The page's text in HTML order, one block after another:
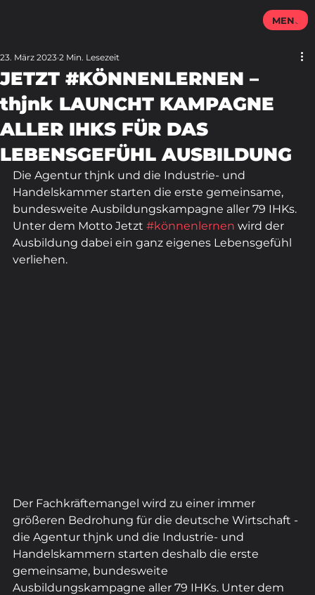
JETZT #KÖNNENLERNEN –
thjnk LAUNCHT KAMPAGNE
ALLER IHKS FÜR DAS
LEBENSGEFÜHL AUSBILDUNG
23. März 2023 2 Min. Lesezeit
Die Agentur thjnk und die Industrie- und
Handelskammer starten die erste gemeinsame,
bundesweite Ausbildungskampagne aller 79 IHKs.
Unter dem Motto Jetzt #könnenlernen wird der
Ausbildung dabei ein ganz eigenes Lebensgefühl
verliehen.
Der Fachkräftemangel wird zu einer immer
größeren Bedrohung für die deutsche Wirtschaft -
die Agentur thjnk und die Industrie- und
Handelskammern starten deshalb die erste
gemeinsame, bundesweite
Ausbildungskampagne aller 79 IHKs. Unter dem
MENU